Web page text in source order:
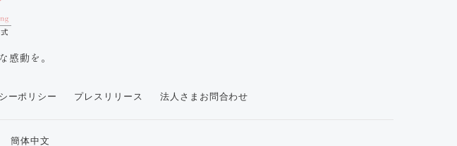
感動を。
ーポリシー プレスリリース 法人さまお問合わせ
簡体中文